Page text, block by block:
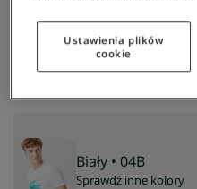
Męski t-shirt
NAJNIŻSZA CENA Z 30 DNI: 293 zł -28
Biały • 04B
Sprawdź inne kolory
Ustawienia plików
cookie